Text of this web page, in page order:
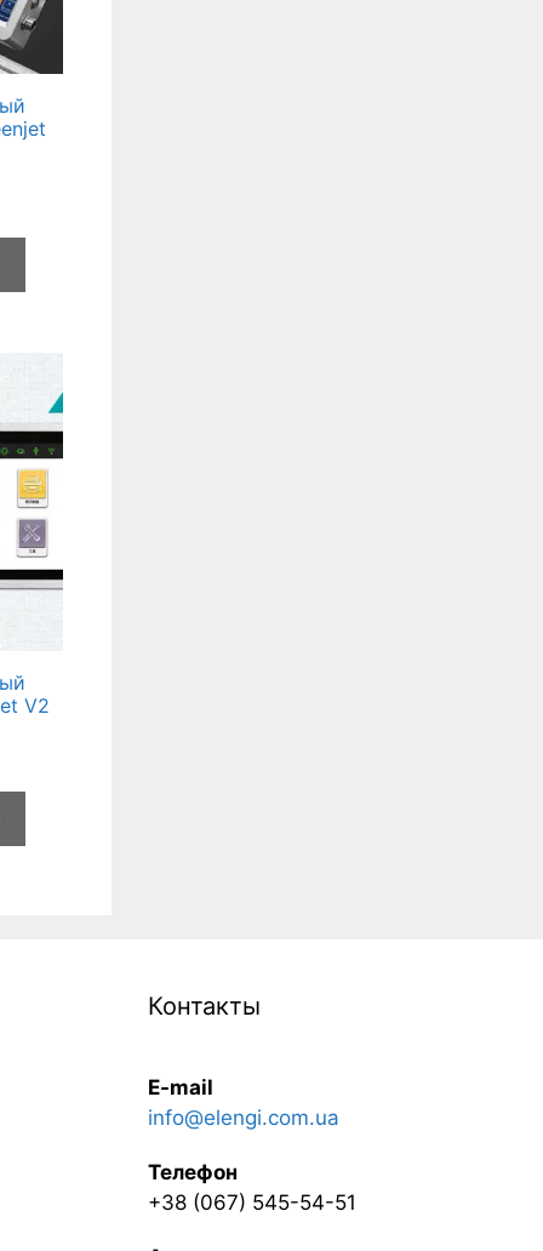
V2
Контакты
E-mail
info@elengi.com.ua
Телефон
+38 (067) 545-54-51